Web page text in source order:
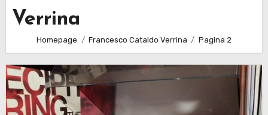
Verrina
Homepage Francesco Cataldo Verrina Pagina 2